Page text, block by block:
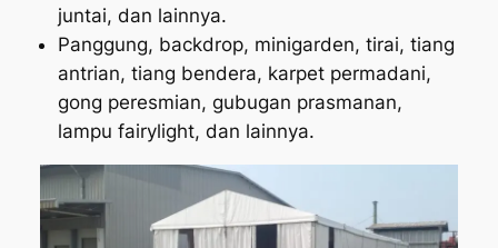
juntai, dan lainnya.
Panggung, backdrop, minigarden, tirai, tiang
antrian, tiang bendera, karpet permadani,
gong peresmian, gubugan prasmanan,
lampu fairylight, dan lainnya.